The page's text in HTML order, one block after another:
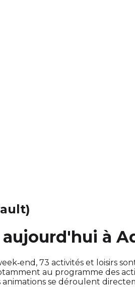
à
73 activités et loisirs
au programme des
animations se déroulent